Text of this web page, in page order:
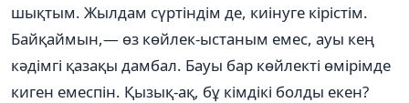
шықтым. Жылдам сүртіндім де, киінуге кірістім.
Байқаймын,— өз көйлек-ыстаным емес, ауы кең
кәдімгі қазақы дамбал. Бауы бар көйлекті өмірімде
киген емеспін. Қызық-ақ, бұ кімдікі болды екен?